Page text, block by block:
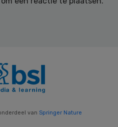
van Springer Nature